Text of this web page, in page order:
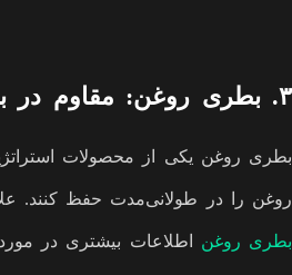
۳. بطری روغن: مقاوم در برابر نشتی و تغییرات دما
بطری روغن یکی از محصولات
روغن را در طولانی‌مدت حفظ کنند.
بطری روغن اطلاعات بیشتری در